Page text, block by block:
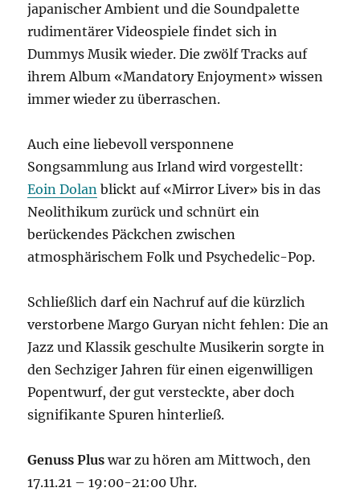
japanischer Ambient und die Soundpalette
rudimentärer Videospiele findet sich in
Dummys Musik wieder. Die zwölf Tracks auf
ihrem Album «Mandatory Enjoyment» wissen
immer wieder zu überraschen.
Auch eine liebevoll versponnene
Songsammlung aus Irland wird vorgestellt:
Eoin Dolan blickt auf «Mirror Liver» bis in das
Neolithikum zurück und schnürt ein
berückendes Päckchen zwischen
atmosphärischem Folk und Psychedelic-Pop.
Schließlich darf ein Nachruf auf die kürzlich
verstorbene Margo Guryan nicht fehlen: Die an
Jazz und Klassik geschulte Musikerin sorgte in
den Sechziger Jahren für einen eigenwilligen
Popentwurf, der gut versteckte, aber doch
signifikante Spuren hinterließ.
Genuss Pluswar zu hören am Mittwoch, den
17.11.21 – 19:00-21:00 Uhr.